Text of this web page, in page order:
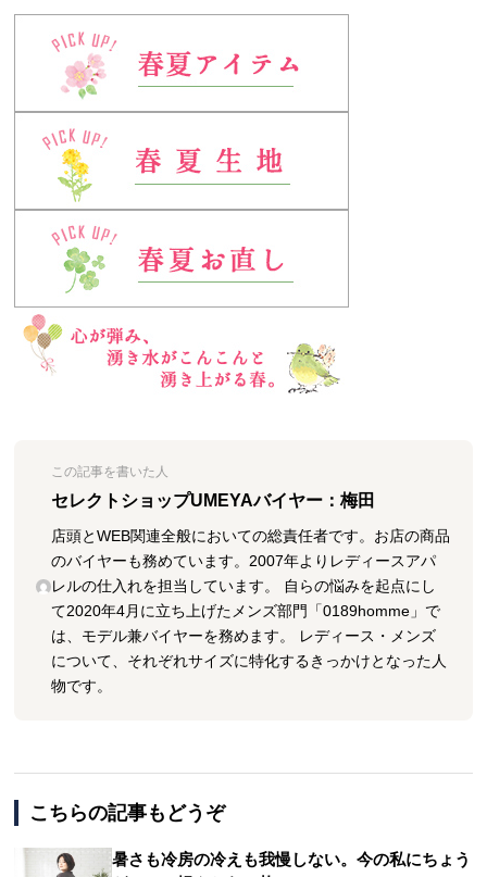
この記事を書いた人
セレクトショップUMEYAバイヤー：梅田
店頭とWEB関連全般においての総責任者です。お店の商品
のバイヤーも務めています。2007年よりレディースアパ
レルの仕入れを担当しています。 自らの悩みを起点にし
て2020年4月に立ち上げたメンズ部門「0189homme」で
は、モデル兼バイヤーを務めます。 レディース・メンズ
について、それぞれサイズに特化するきっかけとなった人
物です。
こちらの記事もどうぞ
暑さも冷房の冷えも我慢しない。今の私にちょう